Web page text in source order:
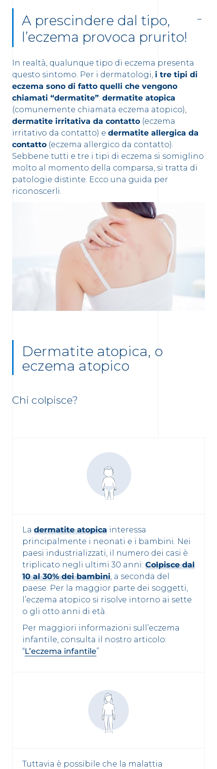
A prescindere dal tipo,
l’eczema provoca prurito!
In realtà, qualunque tipo di eczema presenta
questo sintomo. Per i dermatologi, i tre tipi di
eczema sono di fatto quelli che vengono
chiamati “dermatite”: dermatite atopica
(comunemente chiamata eczema atopico),
dermatite irritativa da contatto (eczema
irritativo da contatto) e dermatite allergica da
contatto (eczema allergico da contatto).
Sebbene tutti e tre i tipi di eczema si somiglino
molto al momento della comparsa, si tratta di
patologie distinte. Ecco una guida per
riconoscerli.
Dermatite atopica, o
eczema atopico
Chi colpisce?
La dermatite atopica interessa
principalmente i neonati e i bambini. Nei
paesi industrializzati, il numero dei casi è
triplicato negli ultimi 30 anni: Colpisce dal
10 al 30% dei bambini, a seconda del
paese. Per la maggior parte dei soggetti,
l’eczema atopico si risolve intorno ai sette
o gli otto anni di età.
Per maggiori informazioni sull’eczema
infantile, consulta il nostro articolo:
“L’eczema infantile”
Tuttavia è possibile che la malattia